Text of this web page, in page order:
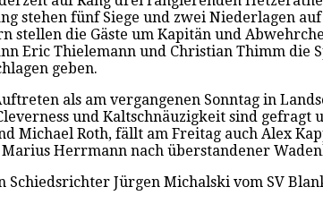
stehen fünf Siege und zwei Niederlagen
stellen die Gäste um Kapitän und
Eric Thielemann und Christian Thimm die
geben.
als am vergangenen Sonntag in
und Kaltschnäuzigkeit sind gefragt
Michael Roth, fällt am Freitag auch Alex
Herrmann nach überstandener
Jürgen Michalski vom SV